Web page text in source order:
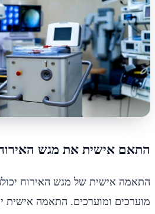
התאם אישית את מגש
התאמה אישית של מגש האירוח
מוערכים ומוערכים. התאמה אישית